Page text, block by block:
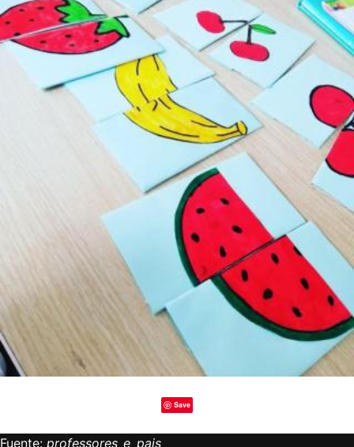
Save
Fuente: professores_e_pais